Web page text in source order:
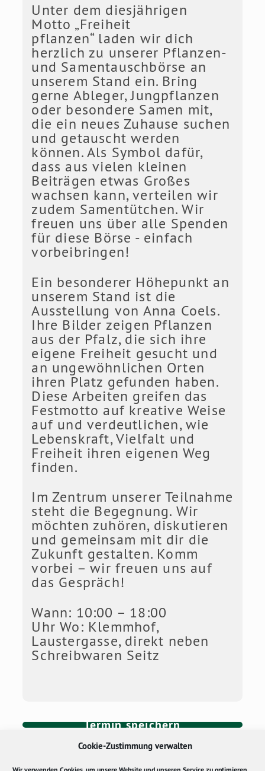
Cookie-Zustimmung verwalten
Unter dem diesjährigen
Motto „Freiheit
pflanzen“ laden wir dich
herzlich zu unserer Pflanzen-
und Samentauschbörse an
unserem Stand ein. Bring
gerne Ableger, Jungpflanzen
oder besondere Samen mit,
die ein neues Zuhause suchen
und getauscht werden
können. Als Symbol dafür,
dass aus vielen kleinen
Beiträgen etwas Großes
wachsen kann, verteilen wir
zudem Samentütchen. Wir
freuen uns über alle Spenden
für diese Börse - einfach
vorbeibringen!
Ein besonderer Höhepunkt an
unserem Stand ist die
Ausstellung von Anna Coels.
Ihre Bilder zeigen Pflanzen
aus der Pfalz, die sich ihre
eigene Freiheit gesucht und
an ungewöhnlichen Orten
ihren Platz gefunden haben.
Diese Arbeiten greifen das
Festmotto auf kreative Weise
auf und verdeutlichen, wie
Lebenskraft, Vielfalt und
Freiheit ihren eigenen Weg
finden.
Im Zentrum unserer Teilnahme
steht die Begegnung. Wir
möchten zuhören, diskutieren
und gemeinsam mit dir die
Zukunft gestalten. Komm
vorbei – wir freuen uns auf
das Gespräch!
Wann: 10:00 – 18:00
Uhr Wo: Klemmhof,
Laustergasse, direkt neben
Schreibwaren Seitz
Termin speichern